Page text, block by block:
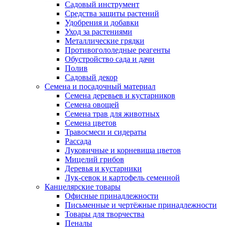
Садовый инструмент
Средства защиты растений
Удобрения и добавки
Уход за растениями
Металлические грядки
Противогололедные реагенты
Обустройство сада и дачи
Полив
Садовый декор
Семена и посадочный материал
Семена деревьев и кустарников
Семена овощей
Семена трав для животных
Семена цветов
Травосмеси и сидераты
Рассада
Луковичные и корневища цветов
Мицелий грибов
Деревья и кустарники
Лук-севок и картофель семенной
Канцелярские товары
Офисные принадлежности
Письменные и чертёжные принадлежности
Товары для творчества
Пеналы